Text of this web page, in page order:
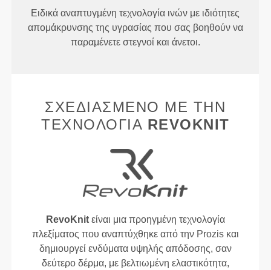
Ειδικά αναπτυγμένη τεχνολογία ινών με ιδιότητες
απομάκρυνσης της υγρασίας που σας βοηθούν να
παραμένετε στεγνοί και άνετοι.
ΣΧΕΔΙΑΣΜΈΝΟ ΜΕ ΤΗΝ
ΤΕΧΝΟΛΟΓΊΑ REVOKNIT
RevoKnitείναι μια προηγμένη τεχνολογία
πλεξίματος που αναπτύχθηκε από την Prozis και
δημιουργεί ενδύματα υψηλής απόδοσης, σαν
δεύτερο δέρμα, με βελτιωμένη ελαστικότητα,